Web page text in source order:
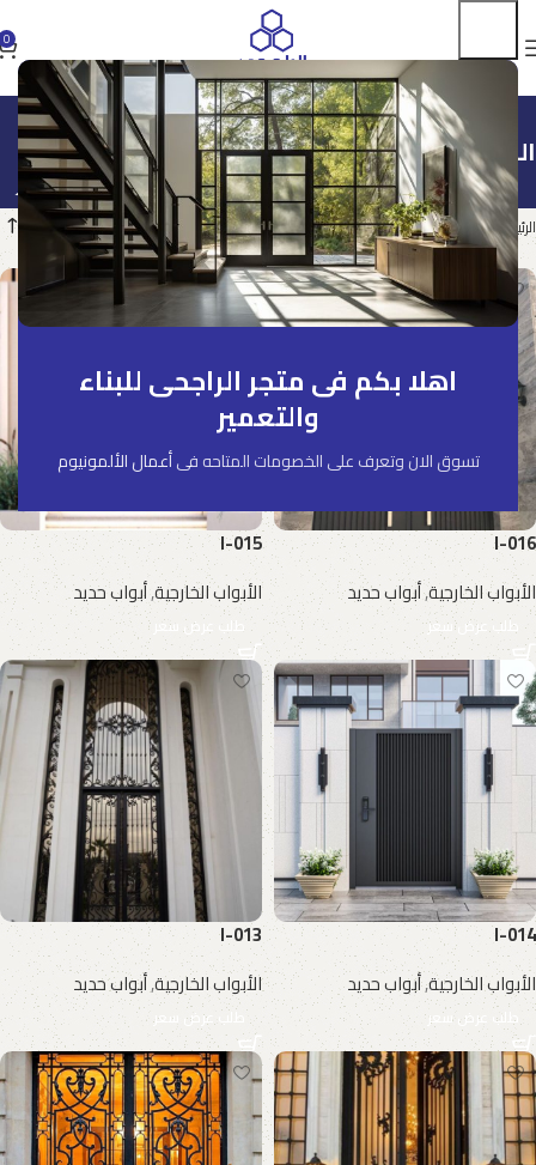
اهلا بكم فى متجر الراجحى للبناء
والتعمير
تسوق الان وتعرف على الخصومات المتاحه فىأعمال الألمونيوم
0
المتجر
الرئيسية المتجر الصفحة 27
I-016
الأبواب الخارجية,أبواب حديد
طلب عرض سعر
I-015
الأبواب الخارجية,أبواب حديد
طلب عرض سعر
I-014
الأبواب الخارجية,أبواب حديد
طلب عرض سعر
I-013
الأبواب الخارجية,أبواب حديد
طلب عرض سعر